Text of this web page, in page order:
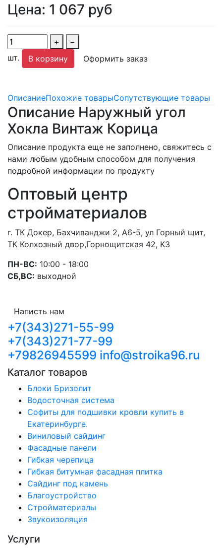
Цена: 1 067 руб
+
−
шт.
В корзину Оформить заказ
ОписаниеПохожие товарыСопутствующие товары
Описание Наружный угол
Хокла Винтаж Корица
Описание продукта еще не заполнено, свяжитесь с
нами любым удобным способом для получения
подробной информации по продукту
Оптовый центр
стройматериалов
г. ТК Докер, Бахчиванджи 2, А6-5, ул Горный щит,
ТК Колхозный двор,Горнощитская 42, К3
ПН-ВС: 10:00 - 18:00
СБ,ВС: выходной
Написть нам
+7(343)271-55-99
+7(343)271-77-99
+79826945599 info@stroika96.ru
Каталог товаров
Блоки Бризолит
Водосточная система
Софиты для подшивки кровли купить в
Екатеринбурге.
Виниловый сайдинг
Фасадные панели
Гибкая черепица
Гибкая битумная фасадная плитка
Сайдинг под камень
Благоустройство
Стройматериалы
Звукоизоляция
Услуги